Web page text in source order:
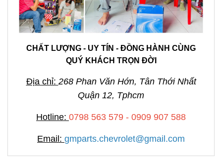
CHẤT LƯỢNG - UY TÍN - ĐỒNG HÀNH CÙNG
QUÝ KHÁCH TRỌN ĐỜI
Địa chỉ: 268 Phan Văn Hớn, Tân Thới Nhất
Quận 12, Tphcm
Hotline: 0798 563 579 - 0909 907 588
Email: gmparts.chevrolet@gmail.com